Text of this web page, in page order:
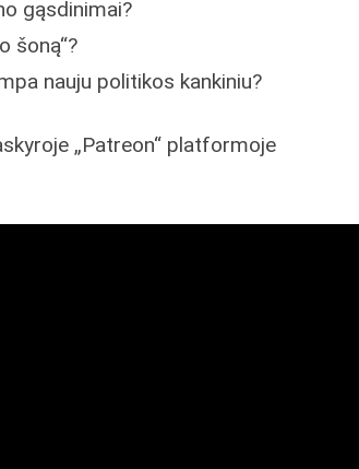
gąsdinimai?
šoną“?
nauju politikos kankiniu?
„Patreon“ platformoje